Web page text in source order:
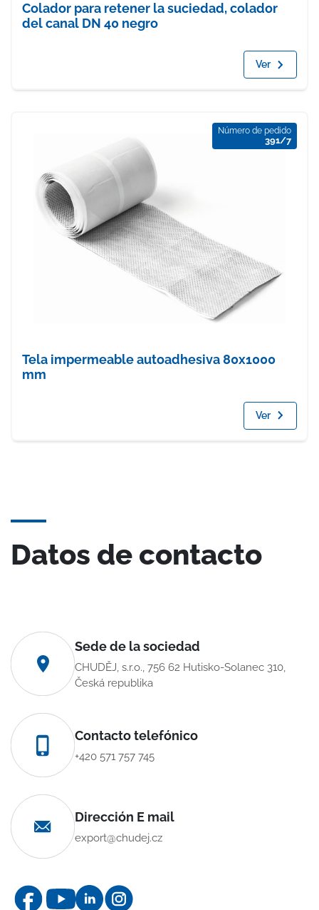
Colador para retener la suciedad, colador
del canal DN 40 negro
Ver
Número de pedido
391/7
Tela impermeable autoadhesiva 80x1000
mm
Ver
Datos de contacto
Sede de la sociedad
CHUDĚJ, s.r.o., 756 62 Hutisko-Solanec 310,
Česká republika
Contacto telefónico
+420 571 757 745
Dirección E mail
export@chudej.cz